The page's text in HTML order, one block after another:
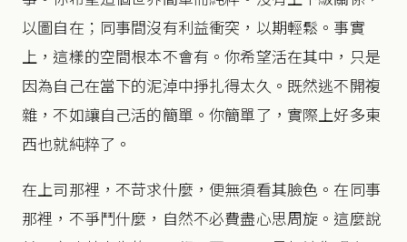
以圖自在；同事間沒有利益衝突，以期輕鬆。事實
上，這樣的空間根本不會有。你希望活在其中，只是
因為自己在當下的泥淖中掙扎得太久。既然逃不開複
雜，不如讓自己活的簡單。你簡單了，實際上好多東
西也就純粹了。
在上司那裡，不苛求什麼，便無須看其臉色。在同事
那裡，不爭鬥什麼，自然不必費盡心思周旋。這麼說